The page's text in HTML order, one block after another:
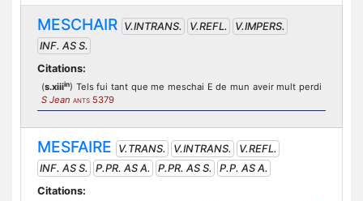
MESCHAIR V.INTRANS. V.REFL.
V.IMPERS.
INF. AS S.
Citations:
(s.xiiiin) Tels fui tant que me meschai E de mun aveir mult perdi
S Jean ANTS 5379
MESFAIRE V.TRANS. V.INTRANS.
V.REFL.
INF. AS S.
P.PR. AS A. P.PR. AS S.
P.P. AS A.
Citations: